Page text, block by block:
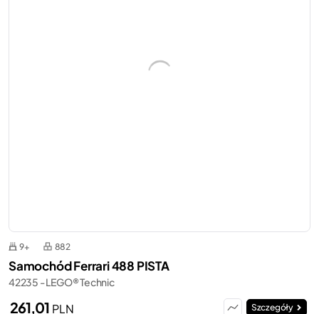
9+ 882
Samochód Ferrari 488 PISTA
42235 - LEGO® Technic
261,01 PLN Szczegóły